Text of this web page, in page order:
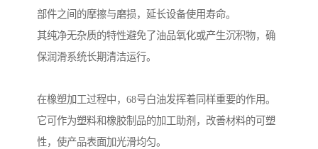
部件之间的摩擦与磨损，延长设备使用寿命。
其纯净无杂质的特性避免了油品氧化或产生沉积物，确
保润滑系统长期清洁运行。
在橡塑加工过程中，68号白油发挥着同样重要的作用。
它可作为塑料和橡胶制品的加工助剂，改善材料的可塑
性，使产品表面加光滑均匀。